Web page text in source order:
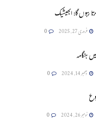
رہوں گا: ابھیشیک
فروری 27, 2025 0
ہنگامہ
دسمبر 14, 2024 0
نومبر 26, 2024 0